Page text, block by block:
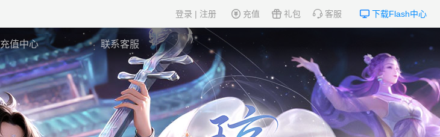
下载Flash中心
客服
礼包
充值
登录 | 注册
充值中心 联系客服